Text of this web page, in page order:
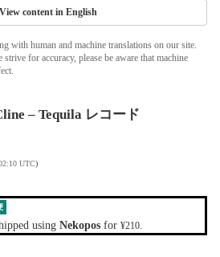
View content in English
with human and machine translations on our site.
for accuracy, please be aware that machine
– Tequila レコード
UTC)
using Nekopos for ¥210